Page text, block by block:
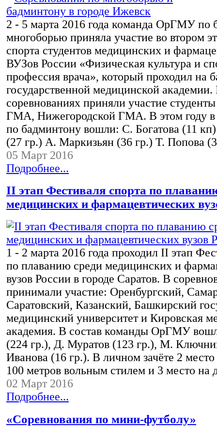
2 - 5 марта 2016 года команда ОрГМУ по
многоборью приняла участие во втором
спорта студентов медицинских и
ВУЗов России «Физическая культура и
профессия врача», который проходил на
государственной медицинской академии.
соревнованиях приняли участие
ГМА, Нижегородской ГМА. В этом году в
по бадминтону вошли: С. Богатова (11
(27 гр.) А. Маркизьян (36 гр.) Т. Попова
05 Март 2016
Подробнее...
II этап Фестиваля спорта по
медицинских и фармацевтических
1 - 2 марта 2016 года проходил II этап
по плаванию среди медицинских и
вузов России в городе Саратов. В
принимали участие: Оренбургский,
Саратовский, Казанский, Башкирский
медицинский университет и Кировская
академия. В состав команды ОрГМУ
(224 гр.), Д. Муратов (123 гр.), М.
Иванова (16 гр.). В личном зачёте 2
100 метров вольным стилем и 3 место
02 Март 2016
Подробнее...
«Соревнования по мини-футболу»